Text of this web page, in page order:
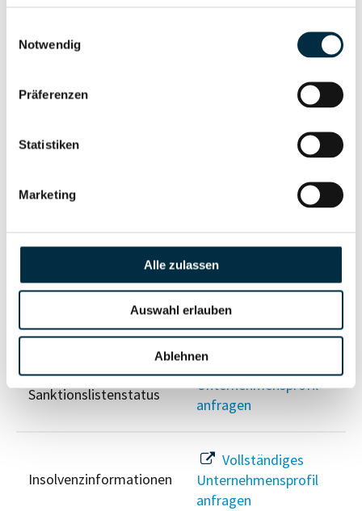
Notwendig
Präferenzen
Statistiken
Marketing
Alle zulassen
Auswahl erlauben
Ablehnen
Vollständiges
Wirtschaftlich
Vollständiges
Unternehmensprofil
Risikoinformationen
PEP- und
Sanktionslistenstatus
Unternehmensprofil
anfragen
Insolvenzinformationen
Vollständiges
Unternehmensprofil
anfragen